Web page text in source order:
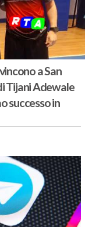
a San
Tijani Adewale
successo in